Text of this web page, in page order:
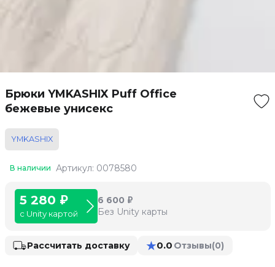
Брюки YMKASHIX Puff Office
бежевые унисекс
YMKASHIX
В наличии Артикул: 0078580
5 280 ₽
с Unity картой
6 600 ₽
Без Unity карты
Рассчитать доставку ★0.0 Отзывы(0)